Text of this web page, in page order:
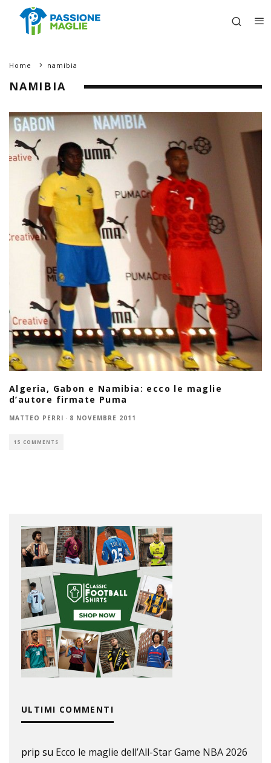
Home namibia
NAMIBIA
Algeria, Gabon e Namibia: ecco le maglie
d’autore firmate Puma
MATTEO PERRI · 8 NOVEMBRE 2011
15 COMMENTS
ULTIMI COMMENTI
prip su Ecco le maglie dell’All-Star Game NBA 2026